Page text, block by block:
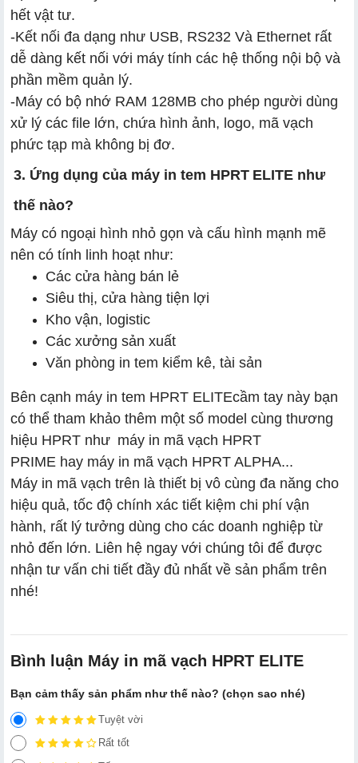
hết vật tư.
-Kết nối đa dạng như USB, RS232 Và Ethernet rất
dễ dàng kết nối với máy tính các hệ thống nội bộ và
phần mềm quản lý.
-Máy có bộ nhớ RAM 128MB cho phép người dùng
xử lý các file lớn, chứa hình ảnh, logo, mã vạch
phức tạp mà không bị đơ.
3. Ứng dụng của máy in tem HPRT ELITE như
thế nào?
Máy có ngoại hình nhỏ gọn và cấu hình mạnh mẽ
nên có tính linh hoạt như:
Các cửa hàng bán lẻ
Siêu thị, cửa hàng tiện lợi
Kho vận, logistic
Các xưởng sản xuất
Văn phòng in tem kiểm kê, tài sản
Bên cạnh máy in tem HPRT ELITEcầm tay này bạn
có thể tham khảo thêm một số model cùng thương
hiệu HPRT như máy in mã vạch HPRT
PRIME hay máy in mã vạch HPRT ALPHA...
Máy in mã vạch trên là thiết bị vô cùng đa năng cho
hiệu quả, tốc độ chính xác tiết kiệm chi phí vận
hành, rất lý tưởng dùng cho các doanh nghiệp từ
nhỏ đến lớn. Liên hệ ngay với chúng tôi để được
nhận tư vấn chi tiết đầy đủ nhất về sản phẩm trên
nhé!
Bình luận Máy in mã vạch HPRT ELITE
Bạn cảm thấy sản phẩm như thế nào? (chọn sao nhé)
Tuyệt vời
Rất tốt